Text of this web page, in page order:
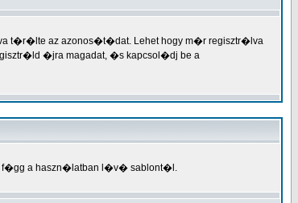
t�r�lte az azonos�t�dat. Lehet hogy m�r regisztr�lva
�jra magadat, �s kapcsol�dj be a
f�gg a haszn�latban l�v� sablont�l.